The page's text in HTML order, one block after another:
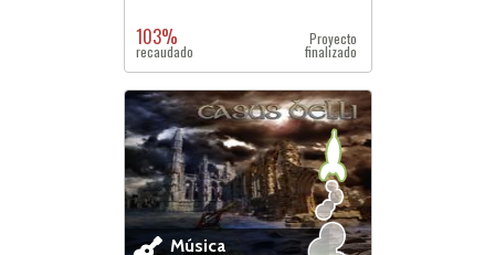
103%
recaudado
Proyecto
finalizado
Música